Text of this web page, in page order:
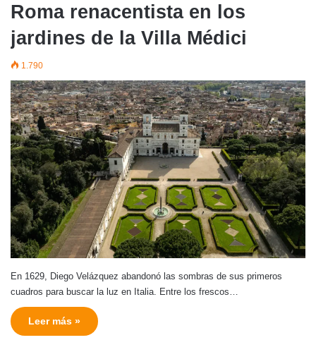
Roma renacentista en los
jardines de la Villa Médici
1.790
En 1629, Diego Velázquez abandonó las sombras de sus primeros
cuadros para buscar la luz en Italia. Entre los frescos…
Leer más »